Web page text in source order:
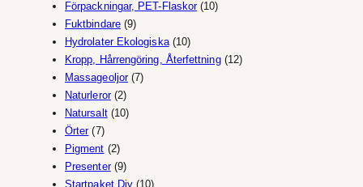
Förpackningar, PET-Flaskor 1010
Fuktbindare 99
produkter
Hydrolater Ekologiska 1010
produkter
Kropp, Hårrengöring, Återfettning 1212
Massageoljor 77
Naturleror 22
produkter
Natursalt 1010
Örter 77
produkter
Pigment 22
produkter
Presenter 99
produkter
Startpaket Diy 1010